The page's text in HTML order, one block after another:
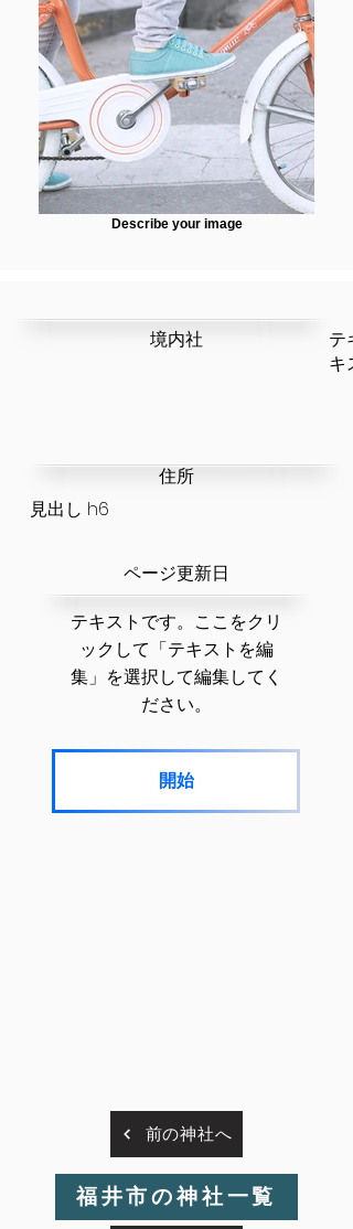
Describe your image
テ
キ
​境内社
​住所
見出し h6
​ページ更新日
テキストです。ここをクリ
ックして「テキストを編
集」を選択して編集してく
ださい。
開始
前の神社へ
福井市の神社一覧